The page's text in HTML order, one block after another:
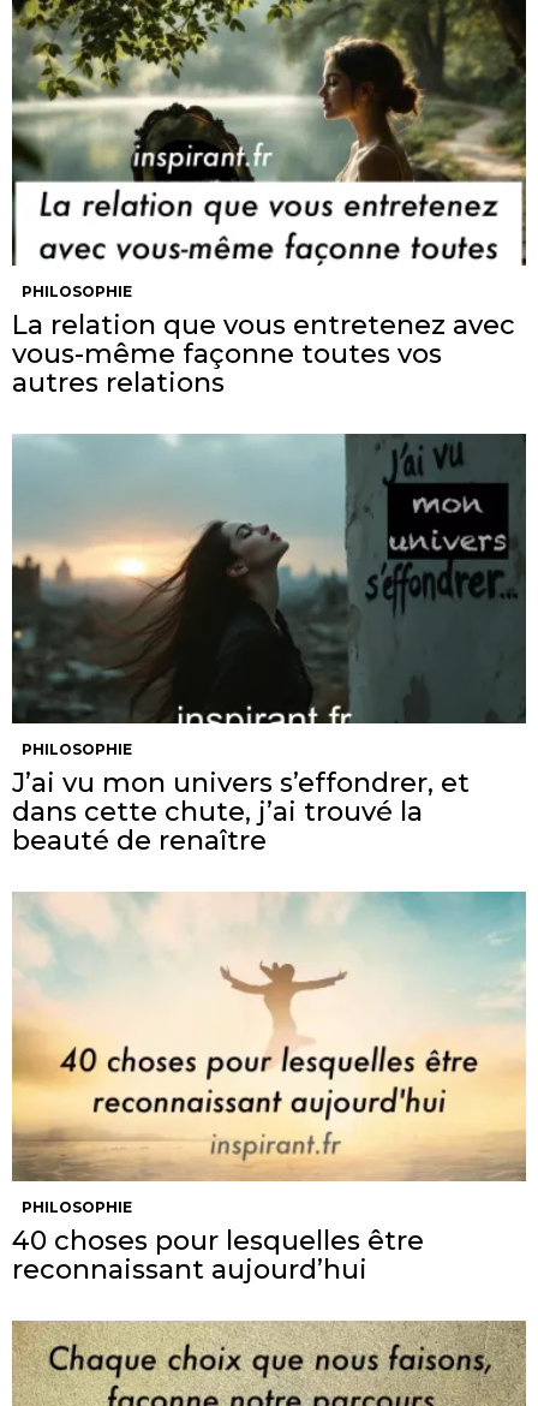
PHILOSOPHIE
La relation que vous entretenez avec
vous-même façonne toutes vos
autres relations
PHILOSOPHIE
J’ai vu mon univers s’effondrer, et
dans cette chute, j’ai trouvé la
beauté de renaître
PHILOSOPHIE
40 choses pour lesquelles être
reconnaissant aujourd’hui